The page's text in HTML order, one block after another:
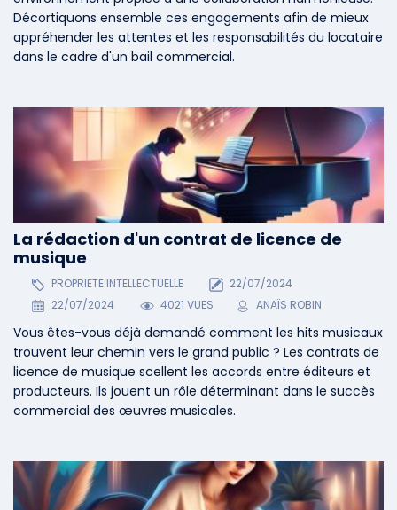
Décortiquons ensemble ces engagements afin de mieux
appréhender les attentes et les responsabilités du locataire
dans le cadre d'un bail commercial.
La rédaction d'un contrat de licence de
musique
PROPRIETE INTELLECTUELLE
22/07/2024
22/07/2024
4021 VUES ANAÏS ROBIN
Vous êtes-vous déjà demandé comment les hits musicaux
trouvent leur chemin vers le grand public ? Les contrats de
licence de musique scellent les accords entre éditeurs et
producteurs. Ils jouent un rôle déterminant dans le succès
commercial des œuvres musicales.